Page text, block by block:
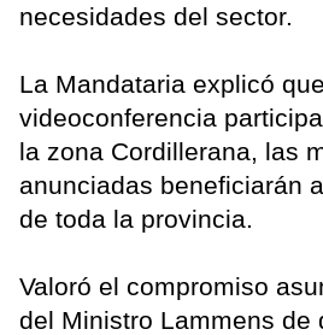
necesidades del sector.
La Mandataria explicó
videoconferencia
la zona Cordillerana, las
anunciadas beneficiarán
de toda la provincia.
Valoró el compromiso
del Ministro Lammens de